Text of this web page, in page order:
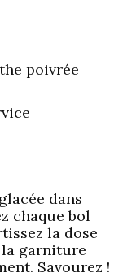
poivrée
dans
chaque bol
la dose
la garniture
Savourez !